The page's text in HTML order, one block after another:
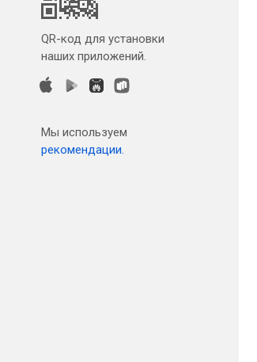
QR-код для установки
наших приложений.
Мы используем
рекомендации.